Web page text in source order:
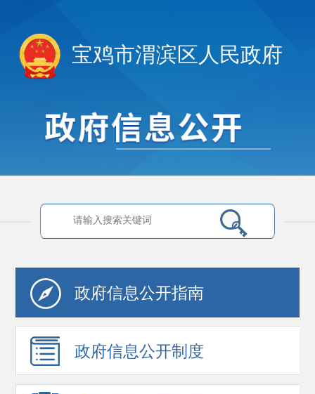
宝鸡市渭滨区人民政府
政府信息公开指南
政府信息公开制度